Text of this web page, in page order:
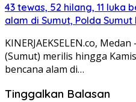
43 tewas, 52 hilang, 11 luka
alam di Sumut, Polda
KINERJAEKSELEN.co,
(Sumut) merilis hingga
bencana alam di…
Tinggalkan Balasan